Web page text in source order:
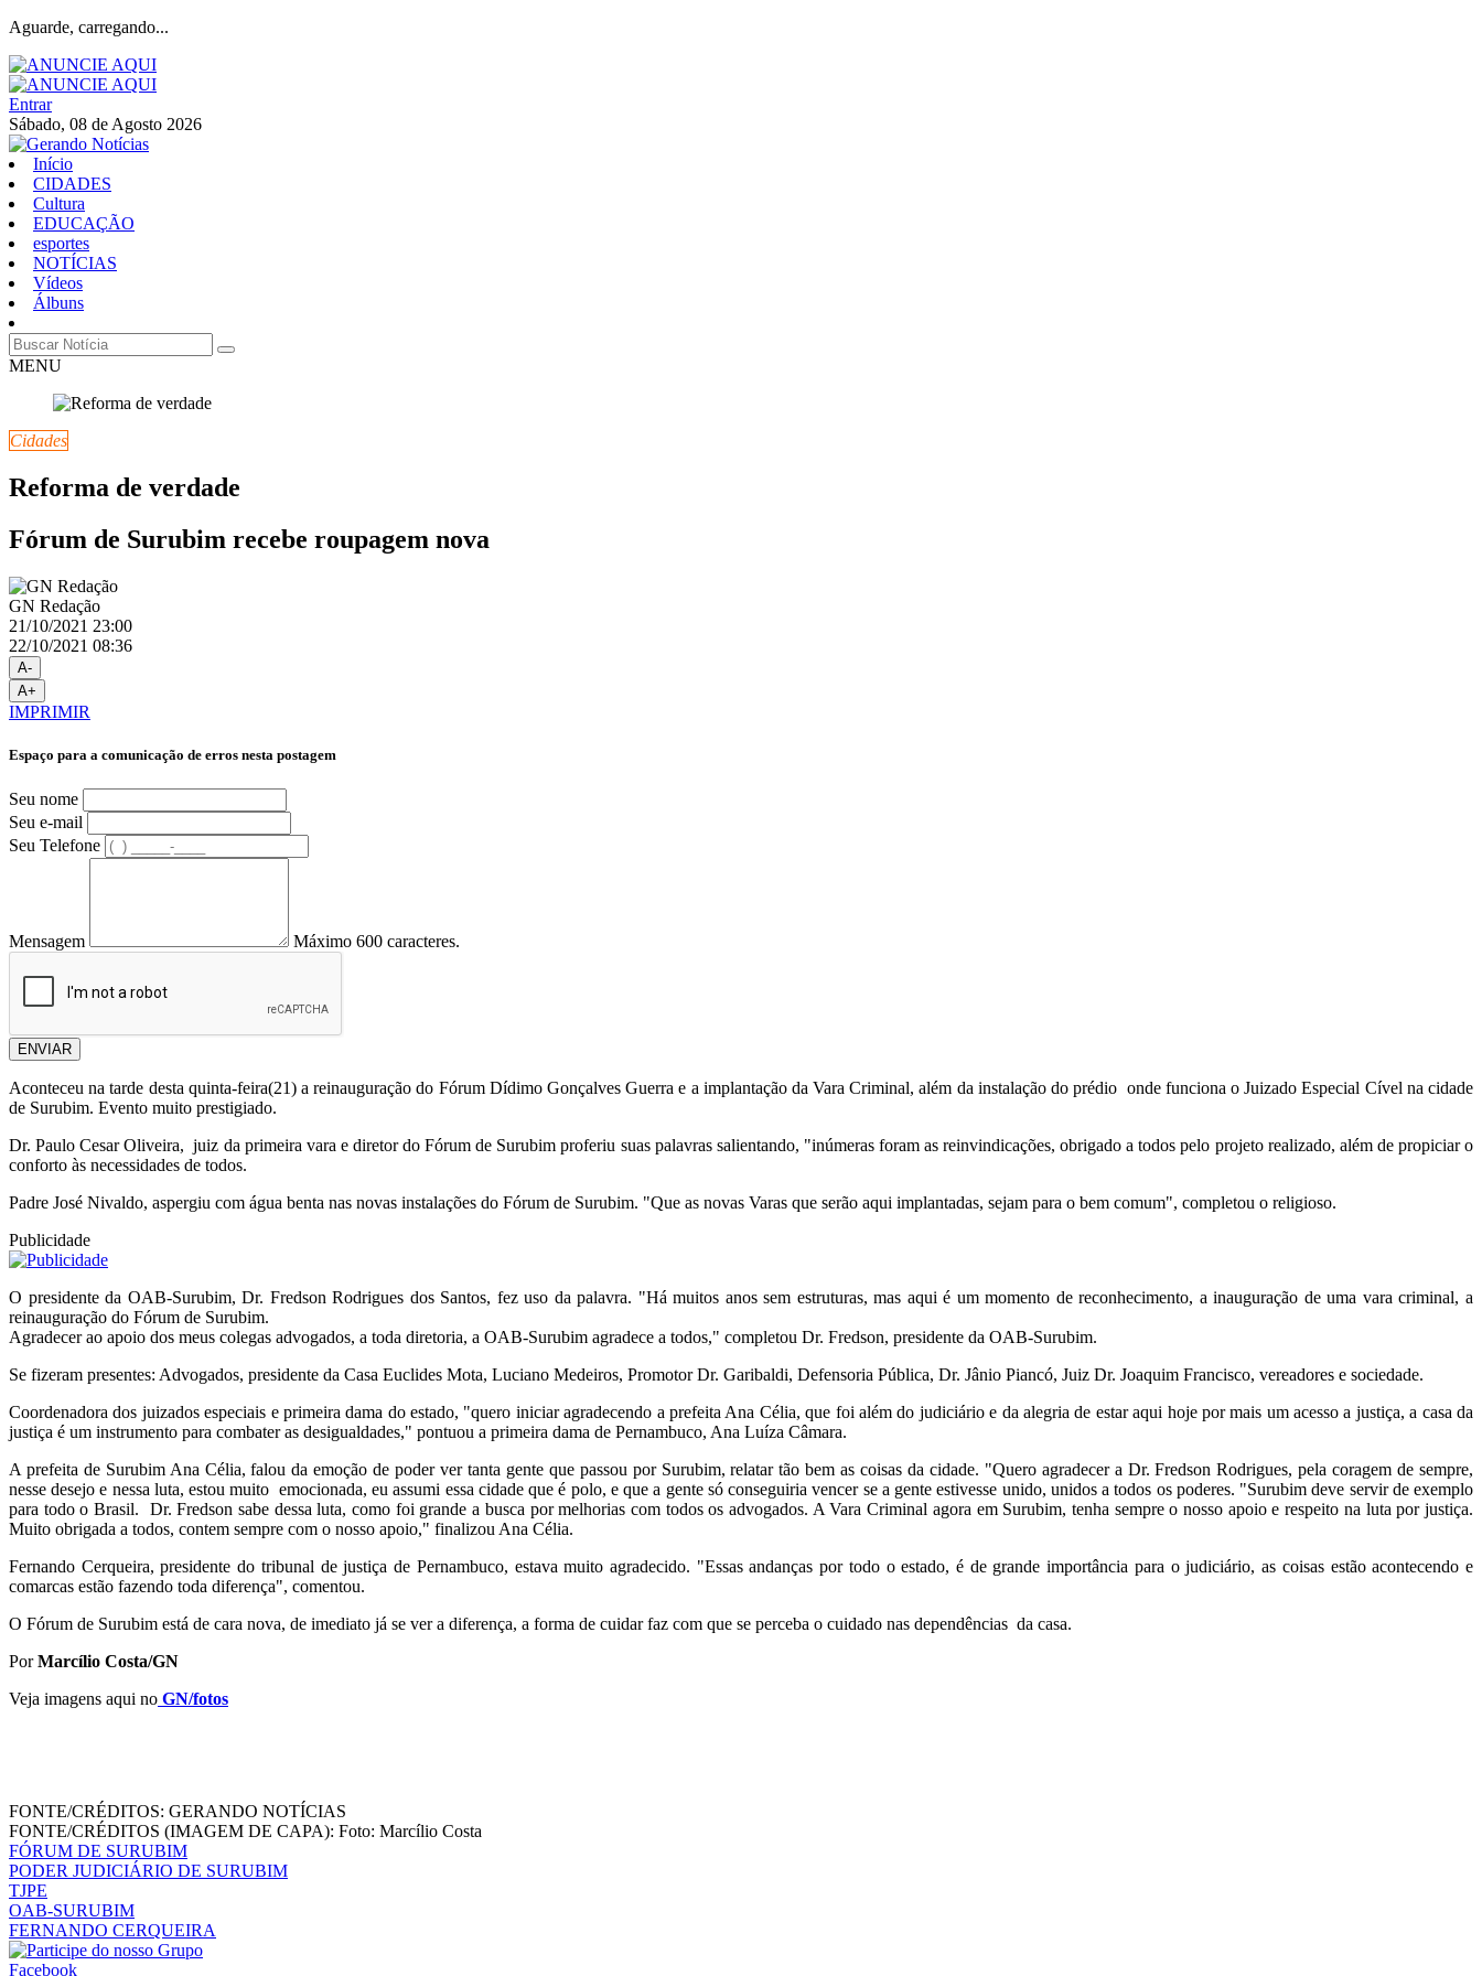
Aguarde, carregando...
Entrar
Sábado, 08 de Agosto 2026
Início
CIDADES
Cultura
EDUCAÇÃO
esportes
NOTÍCIAS
Vídeos
Álbuns
MENU
Cidades
Reforma de verdade
Fórum de Surubim recebe roupagem nova
GN Redação
21/10/2021 23:00
22/10/2021 08:36
A-
A+
IMPRIMIR
Espaço para a comunicação de erros nesta postagem
Seu nome
Seu e-mail
Seu Telefone
Mensagem Máximo 600 caracteres.
ENVIAR
Aconteceu na tarde desta quinta-feira(21) a reinauguração do Fórum Dídimo Gonçalves Guerra e a implantação da Vara Criminal, além da instalação do prédio onde funciona o Juizado Especial Cível na cidade
de Surubim. Evento muito prestigiado.
Dr. Paulo Cesar Oliveira, juiz da primeira vara e diretor do Fórum de Surubim proferiu suas palavras salientando, "inúmeras foram as reinvindicações, obrigado a todos pelo projeto realizado, além de propiciar o
conforto às necessidades de todos.
Padre José Nivaldo, aspergiu com água benta nas novas instalações do Fórum de Surubim. "Que as novas Varas que serão aqui implantadas, sejam para o bem comum", completou o religioso.
Publicidade
O presidente da OAB-Surubim, Dr. Fredson Rodrigues dos Santos, fez uso da palavra. "Há muitos anos sem estruturas, mas aqui é um momento de reconhecimento, a inauguração de uma vara criminal, a
reinauguração do Fórum de Surubim.
Agradecer ao apoio dos meus colegas advogados, a toda diretoria, a OAB-Surubim agradece a todos," completou Dr. Fredson, presidente da OAB-Surubim.
Se fizeram presentes: Advogados, presidente da Casa Euclides Mota, Luciano Medeiros, Promotor Dr. Garibaldi, Defensoria Pública, Dr. Jânio Piancó, Juiz Dr. Joaquim Francisco, vereadores e sociedade.
Coordenadora dos juizados especiais e primeira dama do estado, "quero iniciar agradecendo a prefeita Ana Célia, que foi além do judiciário e da alegria de estar aqui hoje por mais um acesso a justiça, a casa da
justiça é um instrumento para combater as desigualdades," pontuou a primeira dama de Pernambuco, Ana Luíza Câmara.
A prefeita de Surubim Ana Célia, falou da emoção de poder ver tanta gente que passou por Surubim, relatar tão bem as coisas da cidade. "Quero agradecer a Dr. Fredson Rodrigues, pela coragem de sempre,
nesse desejo e nessa luta, estou muito emocionada, eu assumi essa cidade que é polo, e que a gente só conseguiria vencer se a gente estivesse unido, unidos a todos os poderes. "Surubim deve servir de exemplo
para todo o Brasil. Dr. Fredson sabe dessa luta, como foi grande a busca por melhorias com todos os advogados. A Vara Criminal agora em Surubim, tenha sempre o nosso apoio e respeito na luta por justiça.
Muito obrigada a todos, contem sempre com o nosso apoio," finalizou Ana Célia.
Fernando Cerqueira, presidente do tribunal de justiça de Pernambuco, estava muito agradecido. "Essas andanças por todo o estado, é de grande importância para o judiciário, as coisas estão acontecendo e
comarcas estão fazendo toda diferença", comentou.
O Fórum de Surubim está de cara nova, de imediato já se ver a diferença, a forma de cuidar faz com que se perceba o cuidado nas dependências da casa.
PorMarcílio Costa/GN
Veja imagens aqui no GN/fotos
FONTE/CRÉDITOS: GERANDO NOTÍCIAS
FONTE/CRÉDITOS (IMAGEM DE CAPA): Foto: Marcílio Costa
FÓRUM DE SURUBIM
PODER JUDICIÁRIO DE SURUBIM
TJPE
OAB-SURUBIM
FERNANDO CERQUEIRA
Facebook